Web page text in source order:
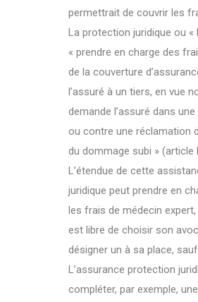
permettrait de couvrir les
La protection juridique ou
« prendre en charge des
de la couverture
l’assuré à un tiers, en vue
demande l’assuré dans
ou contre une réclamation
du dommage subi »
L’étendue de cette
juridique peut prendre en
les frais de médecin
est libre de choisir son
désigner un à sa place,
L’assurance protection
compléter, par exemple,